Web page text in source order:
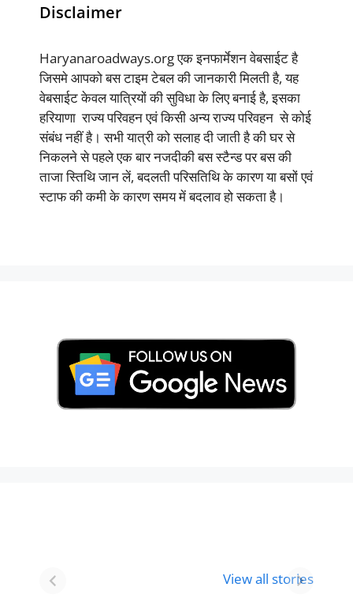
Disclaimer
Haryanaroadways.org एक इनफार्मेशन वेबसाईट है
जिसमे आपको बस टाइम टेबल की जानकारी मिलती है, यह
वेबसाईट केवल यात्रियों की सुविधा के लिए बनाई है, इसका
हरियाणा राज्य परिवहन एवं किसी अन्य राज्य परिवहन से कोई
संबंध नहीं है। सभी यात्री को सलाह दी जाती है की घर से
निकलने से पहले एक बार नजदीकी बस स्टैन्ड पर बस की
ताजा स्तिथि जान लें, बदलती परिसतिथि के कारण या बसों एवं
स्टाफ की कमी के कारण समय में बदलाव हो सकता है।
View all stories
Visit In
Holi